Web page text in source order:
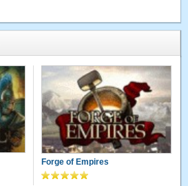
Forge of Empires